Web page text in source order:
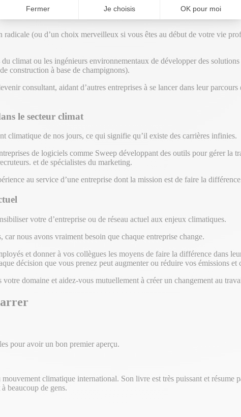
Fermer Je choisis OK pour moi
(ou d’un choix merveilleux si vous êtes au début de votre vie
climat ou les ingénieurs environnementaux de développer des
construction à base de champignons).
consultant, aidant d’autres entreprises à se lancer dans leur
le secteur climat
climatique de nos jours, ce qui signifie qu’il existe des carrières infinies.
de logiciels comme Sweep développant des outils pour gérer la
et de spécialistes du marketing.
au service d’une entreprise dont la mission est de faire la
votre d’entreprise ou de réseau actuel aux enjeux climatiques.
car nous avons vraiment besoin que chaque entreprise change.
et donner à vos collègues les moyens de faire la différence dans
décision que vous prenez peut augmenter ou réduire vos émissions
domaine et aidez-vous mutuellement à créer un changement au
pour avoir un bon premier aperçu.
climatique international. Son livre est très puissant et
beaucoup de gens.